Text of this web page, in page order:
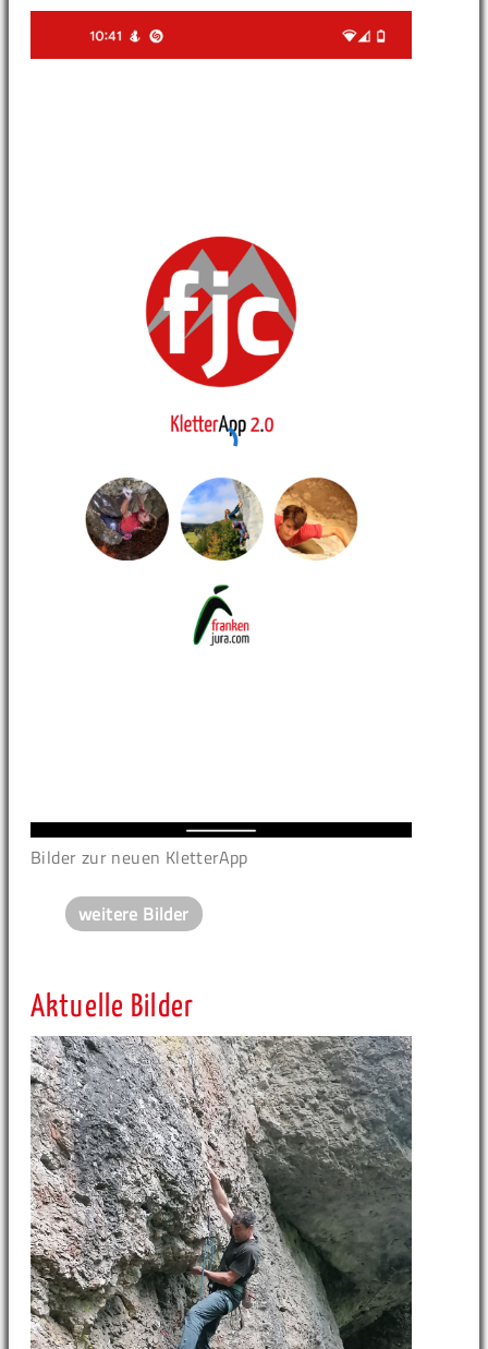
Bilder zur neuen KletterApp
weitere Bilder
Aktuelle Bilder